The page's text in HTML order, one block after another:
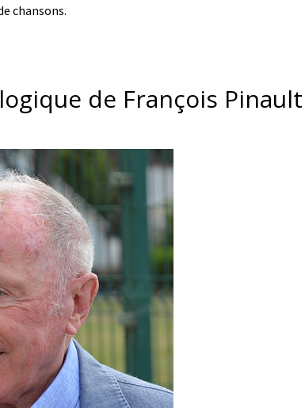
chansons.
de François